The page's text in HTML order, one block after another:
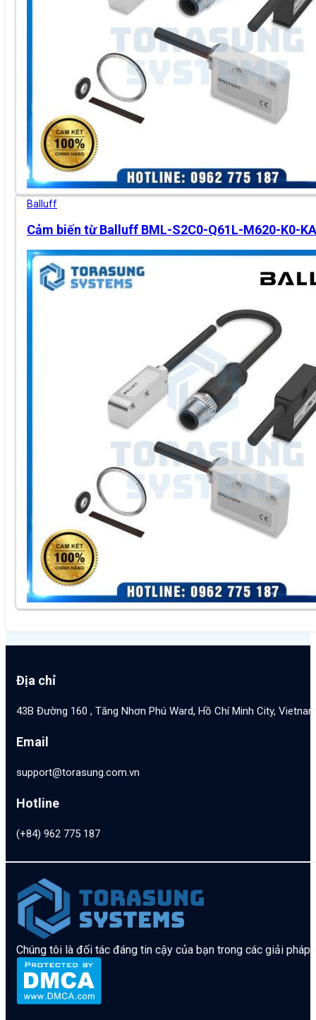
Balluff
Cảm biến từ Balluff BML-S2C0-Q61L-M620-K0-
Địa chỉ
43B Đường 160 , Tăng Nhơn Phú Ward, Hồ Chí Minh City,
Email
support@torasung.com.vn
Hotline
(+84) 962 775 187
Chúng tôi là đối tác đáng tin cậy của bạn trong các giải pháp